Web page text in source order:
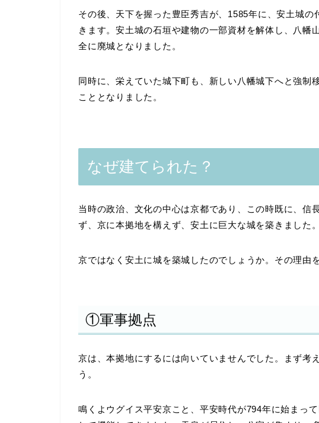
その後、天下を握った豊臣秀吉が、1585年に、安土城
きます。安土城の石垣や建物の一部資材を解体し、八幡
全に廃城となりました。
同時に、栄えていた城下町も、新しい八幡城下へと強制
こととなりました。
なぜ建てられた？
当時の政治、文化の中心は京都であり、この時既に、信
ず、京に本拠地を構えず、安土に巨大な城を築きました。
京ではなく安土に城を築城したのでしょうか。その理由
①軍事拠点
京は、本拠地にするには向いていませんでした。
まず考
う。
鳴くよウグイス平安京こと、平安時代が794年に始まっ